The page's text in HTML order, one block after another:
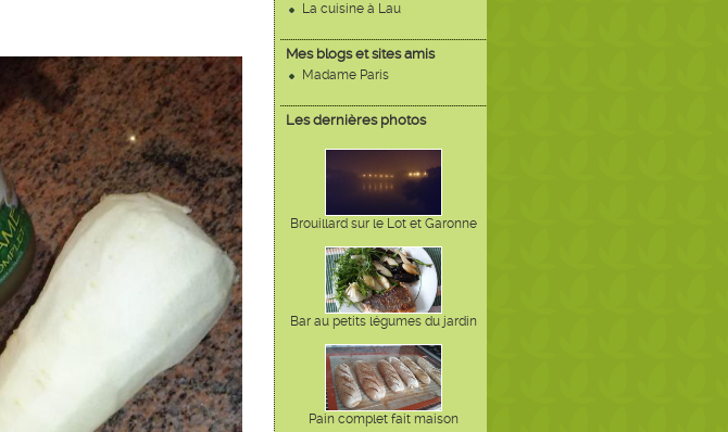
La cuisine à Lau
Mes blogs et sites amis
Madame Paris
Les dernières photos
Brouillard sur le Lot et Garonne
Bar au petits légumes du jardin
Pain complet fait maison